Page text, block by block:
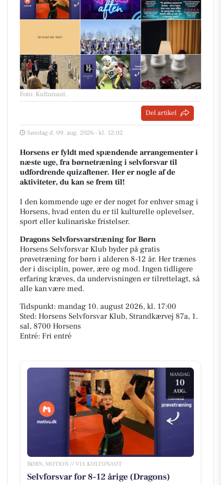
Foto: Kultunaut.
Del artikel
Søndag d. 09. aug. 2026 - kl. 12:02
Horsens er fyldt med spændende arrangementer i
næste uge, fra børnetræning i selvforsvar til
udfordrende quizaftener. Her er nogle af de
aktiviteter, du kan se frem til!
I den kommende uge er der noget for enhver smag i
Horsens, hvad enten du er til kulturelle oplevelser,
sport eller kulinariske fristelser.
Dragons Selvforsvarstræning for Børn
Horsens Selvforsvar Klub byder på gratis
prøvetræning for børn i alderen 8-12 år. Her trænes
der i disciplin, power, ære og mod. Ingen tidligere
erfaring kræves, da undervisningen er tilrettelagt, så
alle kan være med.
Tidspunkt: mandag 10. august 2026, kl. 17:00
Sted: Horsens Selvforsvar Klub, Strandkærvej 87a, 1.
sal, 8700 Horsens
Entré: Fri entré
MANDAG
10
AUG.
BØRN, MOTION // VIA KULTUNAUT
Selvforsvar for 8-12 årige (Dragons)